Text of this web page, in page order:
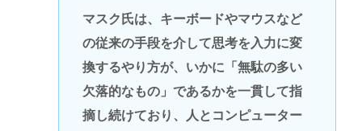
マスク氏は、キーボードやマウスなど
の従来の手段を介して思考を入力に変
換するやり方が、いかに「無駄の多い
欠落的なもの」であるかを一貫して指
摘し続けており、人とコンピューター